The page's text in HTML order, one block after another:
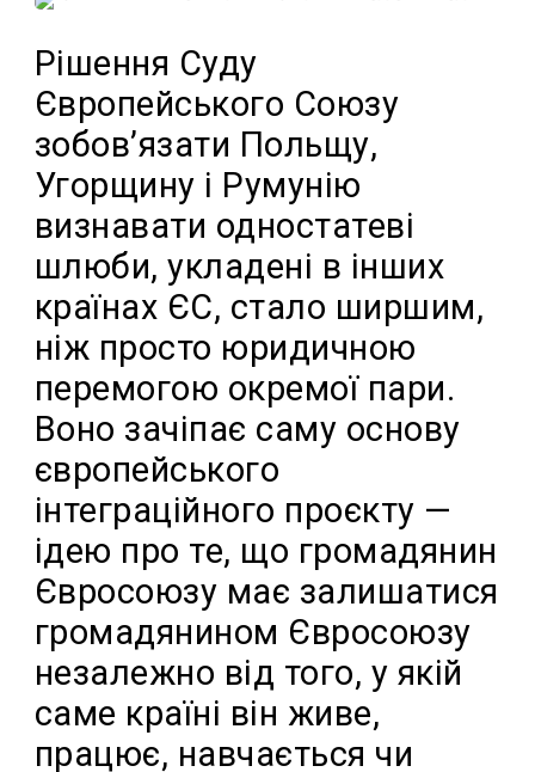
Рішення Суду
Європейського Союзу
зобов’язати Польщу,
Угорщину і Румунію
визнавати одностатеві
шлюби, укладені в інших
країнах ЄС, стало ширшим,
ніж просто юридичною
перемогою окремої пари.
Воно зачіпає саму основу
європейського
інтеграційного проєкту —
ідею про те, що громадянин
Євросоюзу має залишатися
громадянином Євросоюзу
незалежно від того, у якій
саме країні він живе,
працює, навчається чи